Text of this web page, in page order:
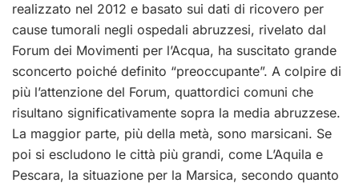
realizzato nel 2012 e basato sui dati di ricovero per
cause tumorali negli ospedali abruzzesi, rivelato dal
Forum dei Movimenti per l’Acqua, ha suscitato grande
sconcerto poiché definito “preoccupante”. A colpire di
più l’attenzione del Forum, quattordici comuni che
risultano significativamente sopra la media abruzzese.
La maggior parte, più della metà, sono marsicani. Se
poi si escludono le città più grandi, come L’Aquila e
Pescara, la situazione per la Marsica, secondo quanto